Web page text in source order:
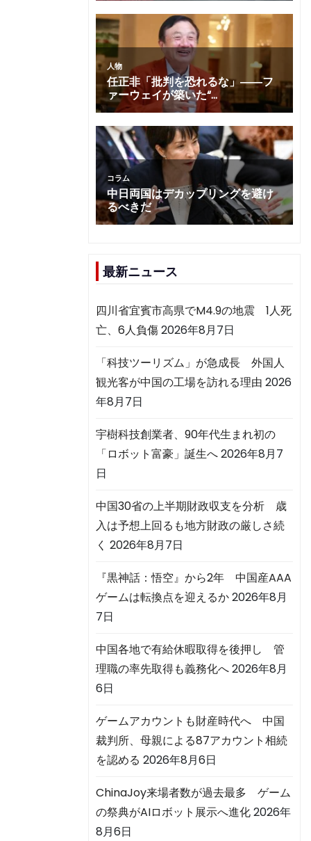
最新ニュース
四川省宜賓市高県でM4.9の地震 1人死
亡、6人負傷2026年8月7日
「科技ツーリズム」が急成長 外国人
観光客が中国の工場を訪れる理由 2026
年8月7日
宇樹科技創業者、90年代生まれ初の
「ロボット富豪」誕生へ2026年8月7
日
中国30省の上半期財政収支を分析 歳
入は予想上回るも地方財政の厳しさ続
く 2026年8月7日
『黒神話：悟空』から2年 中国産AAA
ゲームは転換点を迎えるか2026年8月
7日
中国各地で有給休暇取得を後押し 管
理職の率先取得も義務化へ2026年8月
6日
ゲームアカウントも財産時代へ 中国
裁判所、母親による87アカウント相続
を認める 2026年8月6日
ChinaJoy来場者数が過去最多 ゲーム
の祭典がAIロボット展示へ進化2026年
8月6日